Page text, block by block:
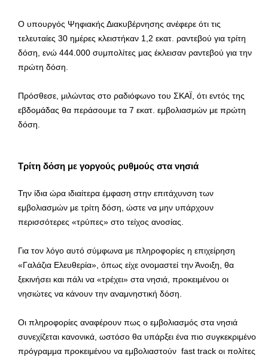
Ο υπουργός Ψηφιακής Διακυβέρνησης ανέφερε ότι τις
τελευταίες 30 ημέρες κλειστήκαν 1,2 εκατ. ραντεβού για τρίτη
δόση, ενώ 444.000 συμπολίτες μας έκλεισαν ραντεβού για την
πρώτη δόση.
Πρόσθεσε, μιλώντας στο ραδιόφωνο του ΣΚΑΪ, ότι εντός της
εβδομάδας θα περάσουμε τα 7 εκατ. εμβολιασμών με πρώτη
δόση.
Τρίτη δόση με γοργούς ρυθμούς στα νησιά
Την ίδια ώρα ιδιαίτερα έμφαση στην επιτάχυνση των
εμβολιασμών με τρίτη δόση, ώστε να μην υπάρχουν
περισσότερες «τρύπες» στο τείχος ανοσίας.
Για τον λόγο αυτό σύμφωνα με πληροφορίες η επιχείρηση
«Γαλάζια Ελευθερία», όπως είχε ονομαστεί την Άνοιξη, θα
ξεκινήσει και πάλι να «τρέχει» στα νησιά, προκειμένου οι
νησιώτες να κάνουν την αναμνηστική δόση.
Οι πληροφορίες αναφέρουν πως ο εμβολιασμός στα νησιά
συνεχίζεται κανονικά, ωστόσο θα υπάρξει ένα πιο συγκεκριμένο
πρόγραμμα προκειμένου να εμβολιαστούν fast track οι πολίτες